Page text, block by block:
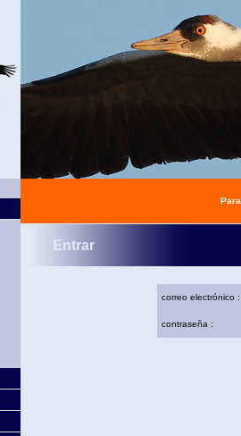
Entrar
correo electrónico :
contraseña :